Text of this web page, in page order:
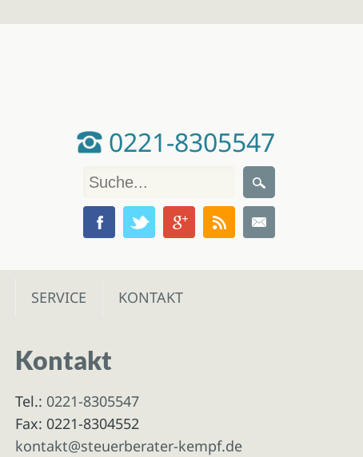
0221-8305547
SERVICE KONTAKT
Kontakt
Tel.: 0221-8305547
Fax: 0221-8304552
kontakt@steuerberater-kempf.de